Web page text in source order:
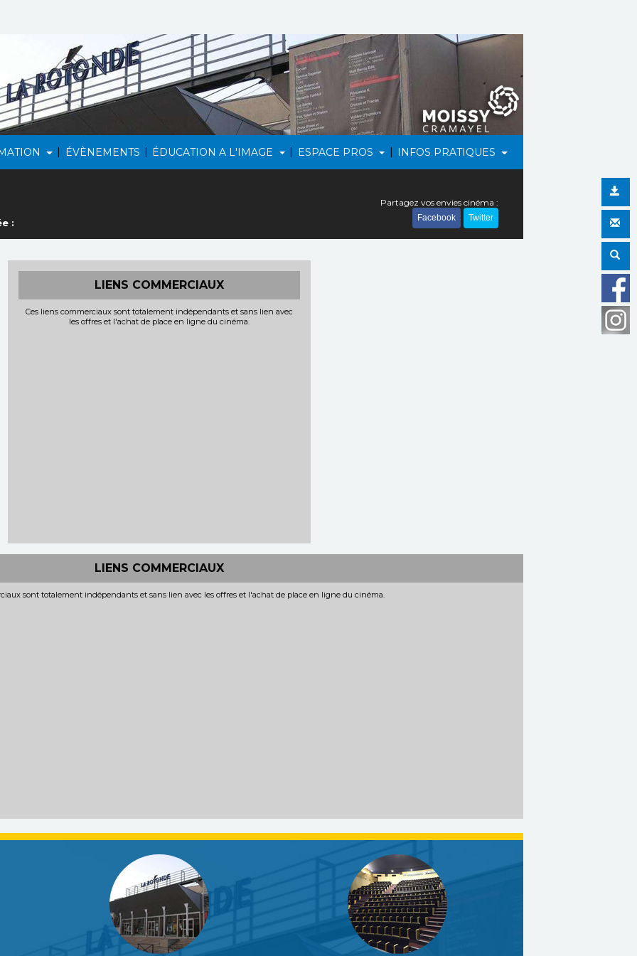
| ÉVÈNEMENTS | ÉDUCATION A L'IMAGE | ESPACE PROS | INFOS PRATIQUES
:
Partagez vos envies cinéma :
Facebook Twitter
LIENS COMMERCIAUX
Ces liens commerciaux sont totalement indépendants et sans lien avec
les offres et l'achat de place en ligne du cinéma.
LIENS COMMERCIAUX
sont totalement indépendants et sans lien avec les offres et l'achat de place en ligne du cinéma.